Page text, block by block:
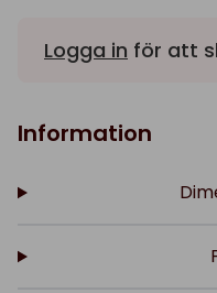
Logga in för att
Information